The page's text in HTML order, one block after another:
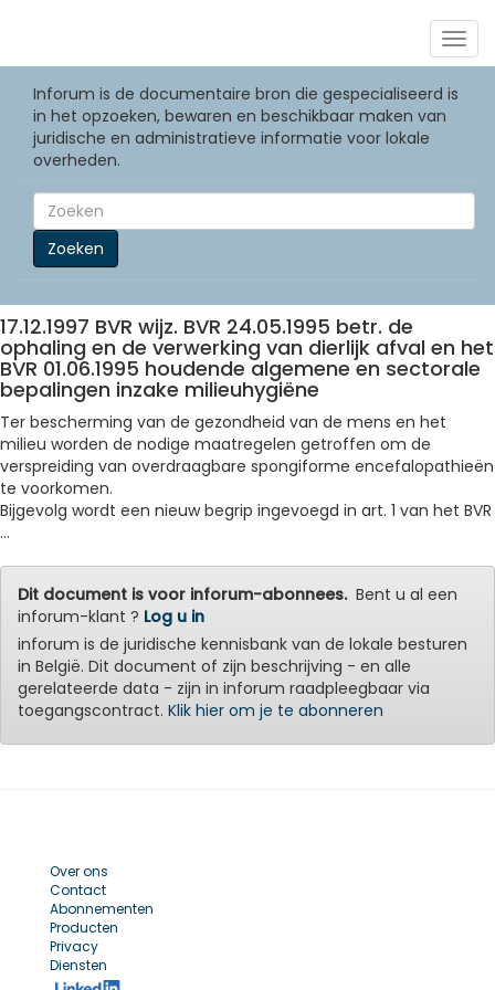
Inforum is de documentaire bron die gespecialiseerd is
in het opzoeken, bewaren en beschikbaar maken van
juridische en administratieve informatie voor lokale
overheden.
Zoeken
17.12.1997 BVR wijz. BVR 24.05.1995 betr. de
ophaling en de verwerking van dierlijk afval en het
BVR 01.06.1995 houdende algemene en sectorale
bepalingen inzake milieuhygiëne
Ter bescherming van de gezondheid van de mens en het
milieu worden de nodige maatregelen getroffen om de
verspreiding van overdraagbare spongiforme encefalopathieën
te voorkomen.
Bijgevolg wordt een nieuw begrip ingevoegd in art. 1 van het BVR
...
Dit document is voor inforum-abonnees.Bent u al een
inforum-klant ? Log u in
inforum is de juridische kennisbank van de lokale besturen
in België. Dit document of zijn beschrijving - en alle
gerelateerde data - zijn in inforum raadpleegbaar via
toegangscontract. Klik hier om je te abonneren
Over ons
Contact
Abonnementen
Producten
Privacy
Diensten